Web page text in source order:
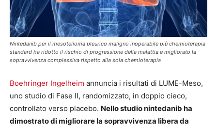
Nintedanib per il mesotelioma pleurico maligno inoperabile più chemioterapia
standard ha ridotto il rischio di progressione della malattia e migliorato la
sopravvivenza complessiva rispetto alla sola chemioterapia
Boehringer Ingelheim annuncia i risultati di LUME-Meso,
uno studio di Fase II, randomizzato, in doppio cieco,
controllato verso placebo. Nello studio nintedanib ha
dimostrato di migliorare la sopravvivenza libera da